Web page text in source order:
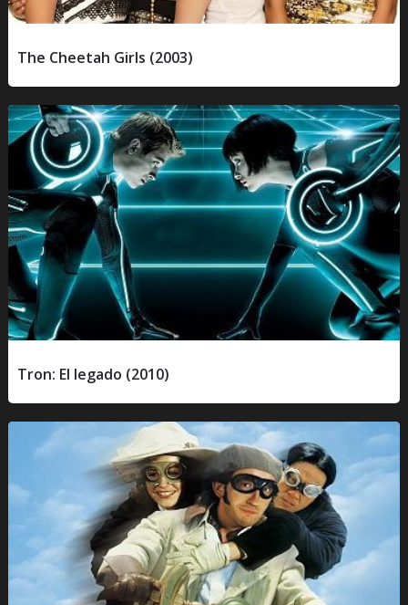
The Cheetah Girls (2003)
Tron: El legado (2010)